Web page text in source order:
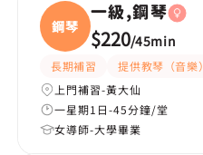
鋼琴
一級,鋼琴
$220/45min
長期補習 提供教琴（音樂）
上門補習-黃大仙
一星期1日-45分鐘/堂
女導師-大學畢業